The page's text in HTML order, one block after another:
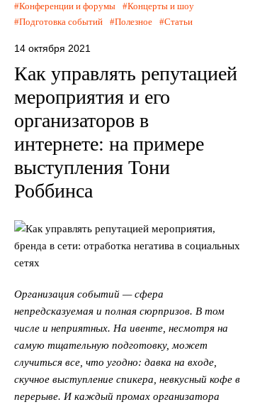
Конференции и форумы
Концерты и шоу
Подготовка событий
Полезное Статьи
14 октября 2021
Как управлять репутацией
мероприятия и его
организаторов в
интернете: на примере
выступления Тони
Роббинса
Организация событий — сфера
непредсказуемая и полная сюрпризов. В том
числе и неприятных. На ивенте, несмотря на
самую тщательную подготовку, может
случиться все, что угодно: давка на входе,
скучное выступление спикера, невкусный кофе в
перерыве. Икаждый промах организатора